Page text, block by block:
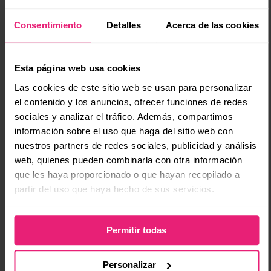
Consentimiento Detalles Acerca de las cookies
Esta página web usa cookies
Las cookies de este sitio web se usan para personalizar
el contenido y los anuncios, ofrecer funciones de redes
sociales y analizar el tráfico. Además, compartimos
información sobre el uso que haga del sitio web con
nuestros partners de redes sociales, publicidad y análisis
web, quienes pueden combinarla con otra información
que les haya proporcionado o que hayan recopilado a
partir del uso que haya hecho de sus servicios.
Permitir todas
Personalizar
para la creación de contenido efectiva…
Llama tu FAQ… FAQ(¡Lo sé, pero he visto unas
cosas!). Y, ponle un pequeño H1 sobre eso.
Dale visibilidad: sácala del pie de página y
súbela al menú superior. Incluso, si eres es
moderno-digital free, conecta la FAQ al chatbot
para un acceso fácil, lo que aliviará tu servicio al
cliente. Eres el súper vendedor, que entra en
contacto con el cliente.
Crear una página “Madre”, que actúa como un
Luego, luego, organiza el contenido por secciones
proporcionar acceso rápido, fácil y lógico.